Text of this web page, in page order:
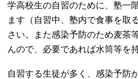
学高校生の自習のために、塾一
ます（自習中、塾内で食事を取
さい。また感染予防のため麦茶
んので、必要であれば水筒等を
自習する生徒が多く、感染予防